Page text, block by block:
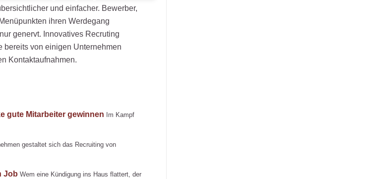
und einfacher. Bewerber,
ihren Werdegang
genervt. Innovatives Recruting
bereits von einigen Unternehmen
Kontaktaufnahmen.
gute Mitarbeiter gewinnen
Im Kampf
gestaltet sich das Recruiting von
Job Wem eine Kündigung ins Haus flattert, der